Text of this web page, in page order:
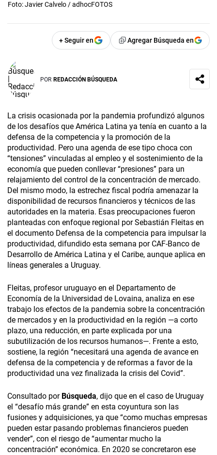
Foto: Javier Calvelo / adhocFOTOS
+ Seguir en Agregar Búsqueda en
POR REDACCIÓN BÚSQUEDA
La crisis ocasionada por la pandemia profundizó algunos
de los desafíos que América Latina ya tenía en cuanto a la
defensa de la competencia y la promoción de la
productividad. Pero una agenda de ese tipo choca con
“tensiones” vinculadas al empleo y el sostenimiento de la
economía que pueden conllevar “presiones” para un
relajamiento del control de la concentración de mercado.
Del mismo modo, la estrechez fiscal podría amenazar la
disponibilidad de recursos financieros y técnicos de las
autoridades en la materia. Esas preocupaciones fueron
planteadas con enfoque regional por Sebastián Fleitas en
el documento Defensa de la competencia para impulsar la
productividad, difundido esta semana por CAF-Banco de
Desarrollo de América Latina y el Caribe, aunque aplica en
líneas generales a Uruguay.
Fleitas, profesor uruguayo en el Departamento de
Economía de la Universidad de Lovaina, analiza en ese
trabajo los efectos de la pandemia sobre la concentración
de mercados y en la productividad en la región —a corto
plazo, una reducción, en parte explicada por una
subutilización de los recursos humanos—. Frente a esto,
sostiene, la región “necesitará una agenda de avance en
defensa de la competencia y de reformas a favor de la
productividad una vez finalizada la crisis del Covid”.
Consultado por Búsqueda, dijo que en el caso de Uruguay
el “desafío más grande” en esta coyuntura son las
fusiones y adquisiciones, ya que “como muchas empresas
pueden estar pasando problemas financieros pueden
vender”, con el riesgo de “aumentar mucho la
concentración” económica. En 2020 se concretaron ese